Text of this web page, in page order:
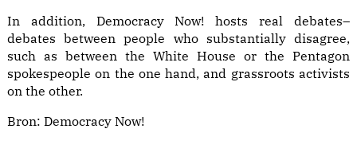
In addition, Democracy Now! hosts real debates–
debates between people who substantially disagree,
such as between the White House or the Pentagon
spokespeople on the one hand, and grassroots activists
on the other.
Bron: Democracy Now!